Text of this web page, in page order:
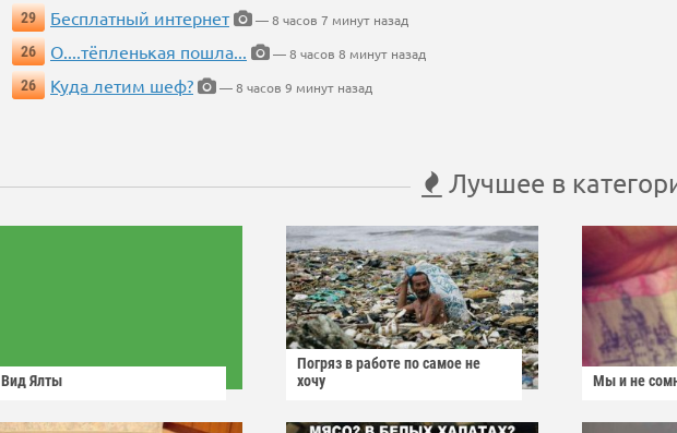
29
Бесплатный интернет
— 8 часов 7 минут назад
26
О....тёпленькая пошла...
— 8 часов 8 минут назад
26
Куда летим шеф? — 8 часов 9 минут назад
Лучшее в
Вид Ялты
Погряз в работе по самое не
хочу
Мы и не